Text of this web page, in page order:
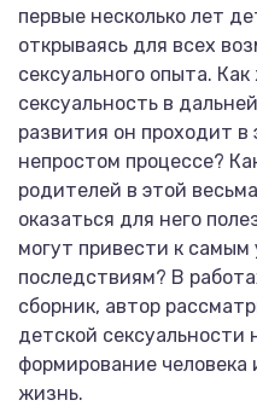
первые несколько лет
открываясь для всех
сексуального опыта.
сексуальность в
развития он проходит
непростом процессе?
родителей в этой
оказаться для него
могут привести к
последствиям? В
сборник, автор
детской сексуальности
формирование человека
жизнь.